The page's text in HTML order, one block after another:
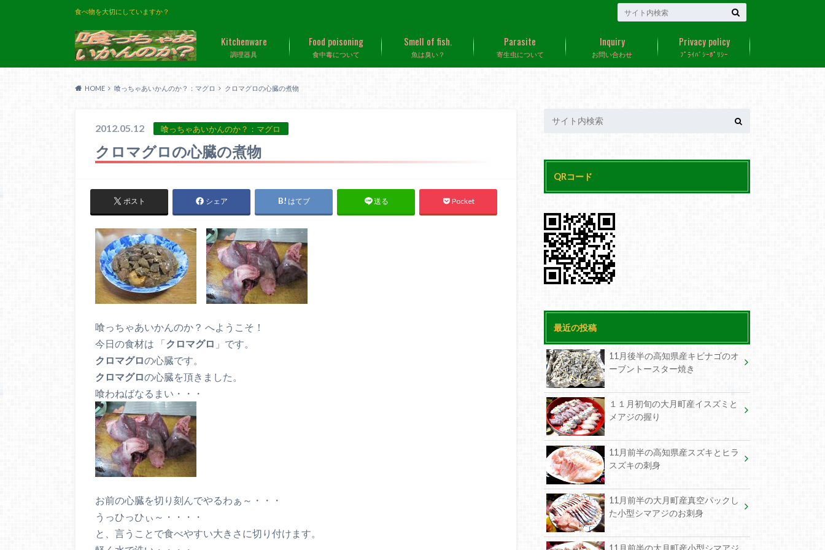
食べ物を大切にしていますか？
調理器具
Kitchenware
食中毒について
Food poisoning
魚は臭い？
Smell of fish.
寄生虫について
Parasite
お問い合わせ
Inquiry
ﾌﾟﾗｲﾊﾞｼｰﾎﾟﾘｼｰ
Privacy policy
HOME 喰っちゃあいかんのか？：マグロ クロマグロの心臓の煮物
2012.05.12 喰っちゃあいかんのか？：マグロ
クロマグロの心臓の煮物
ポスト シェア はてブ 送る Pocket
喰っちゃあいかんのか？ へようこそ！
今日の食材は 「クロマグロ 」です。
クロマグロの心臓です。
クロマグロの心臓を頂きました。
喰わねばなるまい・・・
お前の心臓を切り刻んでやるわぁ～・・・
うっひっひぃ～・・・・
と、言うことで食べやすい大きさに切り付けます。
QRコード
最近の投稿
11月後半の高知県産キビナゴのオ
ーブントースター焼き
１１月初旬の大月町産イスズミと
メアジの握り
11月前半の高知県産スズキとヒラ
スズキの刺身
11月前半の大月町産真空パックし
た小型シマアジのお刺身